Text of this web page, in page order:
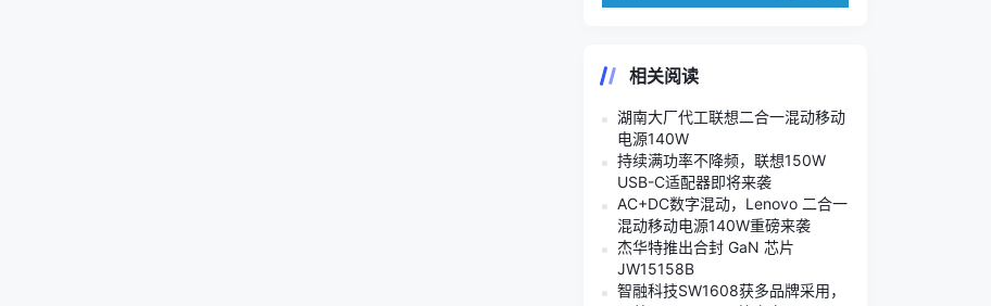
相关阅读
湖南大厂代工联想二合一混动移动
电源140W
持续满功率不降频，联想150W
USB-C适配器即将来袭
AC+DC数字混动，Lenovo 二合一
混动移动电源140W重磅来袭
杰华特推出合封 GaN 芯片
JW15158B
智融科技SW1608获多品牌采用，